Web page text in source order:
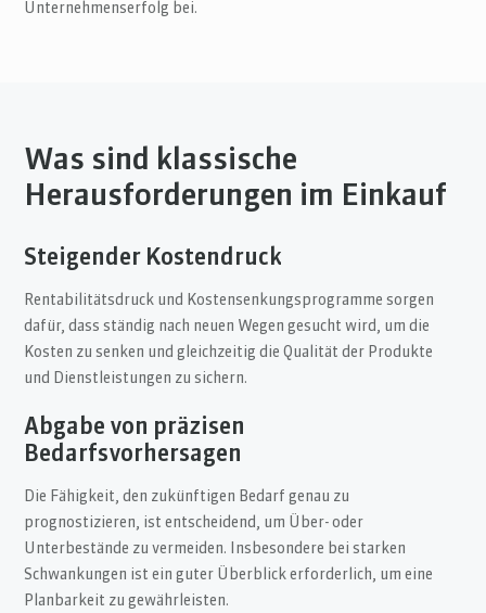
Unternehmenserfolg bei.
Was sind klassische
Herausforderungen im Einkauf
Steigender Kostendruck
Rentabilitätsdruck und Kostensenkungsprogramme sorgen
dafür, dass ständig nach neuen Wegen gesucht wird, um die
Kosten zu senken und gleichzeitig die Qualität der Produkte
und Dienstleistungen zu sichern.
Abgabe von präzisen
Bedarfsvorhersagen
Die Fähigkeit, den zukünftigen Bedarf genau zu
prognostizieren, ist entscheidend, um Über- oder
Unterbestände zu vermeiden. Insbesondere bei starken
Schwankungen ist ein guter Überblick erforderlich, um eine
Planbarkeit zu gewährleisten.